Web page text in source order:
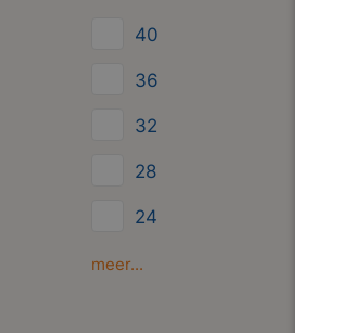
40
36
32
28
24
Minder dan 24
meer...